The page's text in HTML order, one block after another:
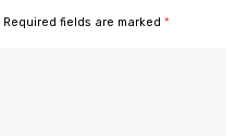
Required fields are marked *